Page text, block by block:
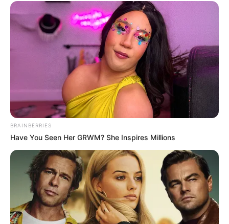
BRAINBERRIES
Have You Seen Her GRWM? She Inspires Millions